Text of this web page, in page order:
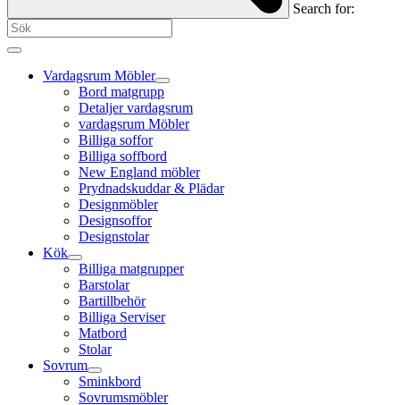
Search for:
Vardagsrum Möbler
Bord matgrupp
Detaljer vardagsrum
vardagsrum Möbler
Billiga soffor
Billiga soffbord
New England möbler
Prydnadskuddar & Plädar
Designmöbler
Designsoffor
Designstolar
Kök
Billiga matgrupper
Barstolar
Bartillbehör
Billiga Serviser
Matbord
Stolar
Sovrum
Sminkbord
Sovrumsmöbler